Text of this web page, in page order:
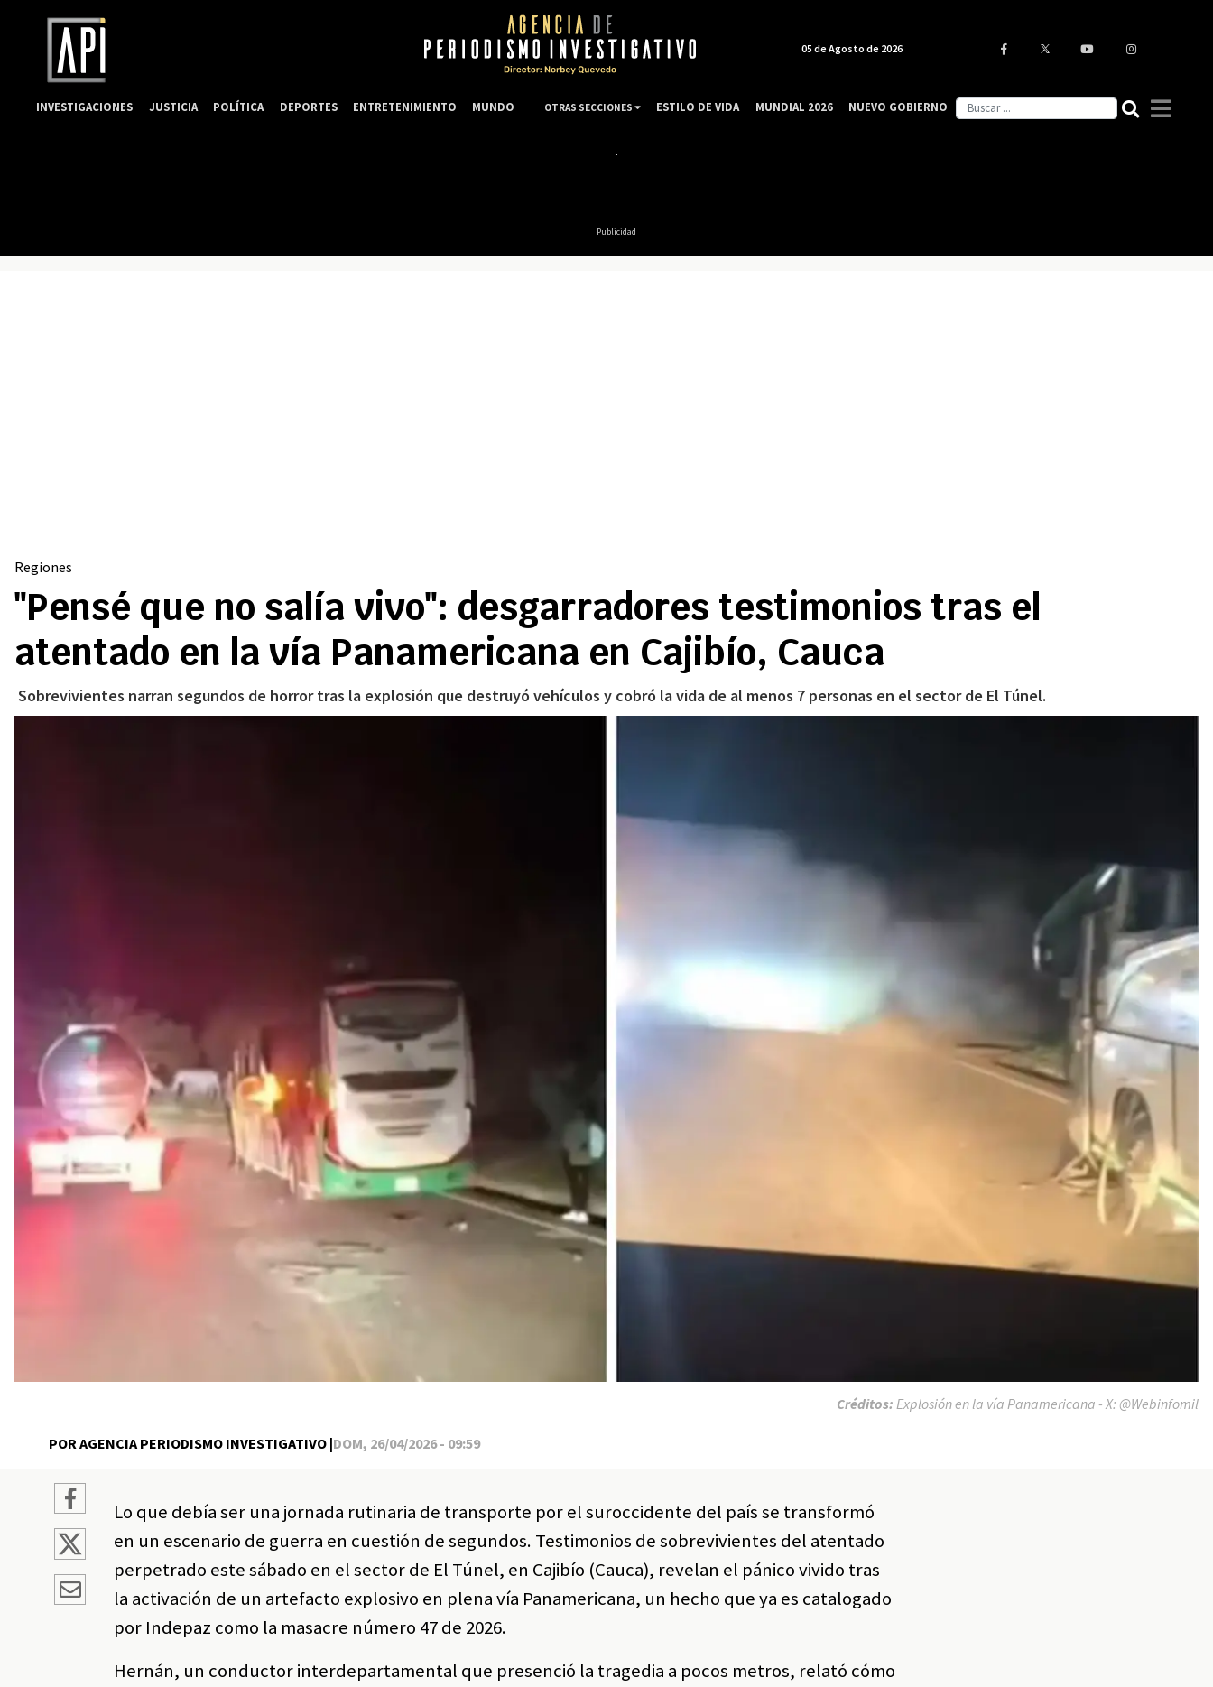
Publicidad
Regiones
"Pensé que no salía vivo": desgarradores testimonios tras el
atentado en la vía Panamericana en Cajibío, Cauca
Sobrevivientes narran segundos de horror tras la explosión que destruyó vehículos y cobró la vida de al menos 7 personas en el sector de El Túnel.
POR AGENCIA PERIODISMO INVESTIGATIVO |DOM, 26/04/2026 - 09:59
Créditos: Explosión en la vía Panamericana - X: @Webinfomil
Lo que debía ser una jornada rutinaria de transporte por el suroccidente del país se transformó
en un escenario de guerra en cuestión de segundos. Testimonios de sobrevivientes del atentado
perpetrado este sábado en el sector de El Túnel, en Cajibío (Cauca), revelan el pánico vivido tras
la activación de un artefacto explosivo en plena vía Panamericana, un hecho que ya es catalogado
por Indepaz como la masacre número 47 de 2026.
Hernán, un conductor interdepartamental que presenció la tragedia a pocos metros, relató cómo
05 de Agosto de 2026
INVESTIGACIONES JUSTICIA POLÍTICA DEPORTES ENTRETENIMIENTO MUNDO OTRAS SECCIONES ESTILO DE VIDA MUNDIAL 2026 NUEVO GOBIERNO